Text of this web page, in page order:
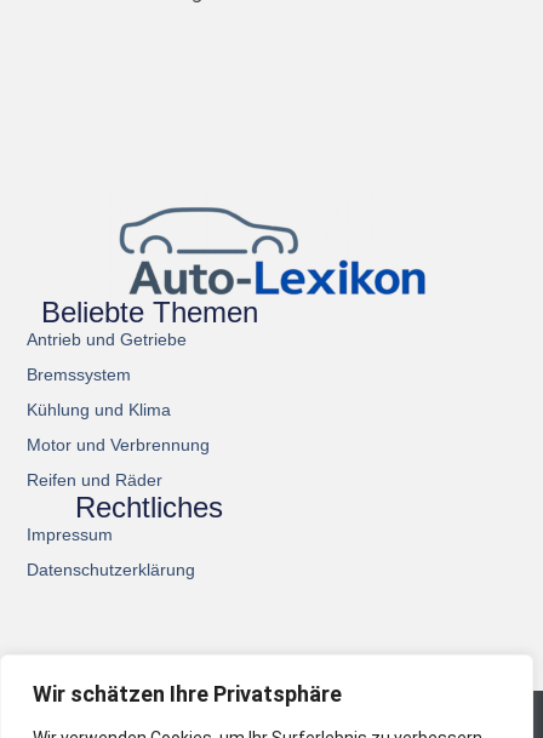
Wir schätzen Ihre Privatsphäre
Beliebte Themen
Antrieb und Getriebe
Bremssystem
Kühlung und Klima
Motor und Verbrennung
Reifen und Räder
Rechtliches
Impressum
Datenschutzerklärung
© 2026 All Rights Reserved.